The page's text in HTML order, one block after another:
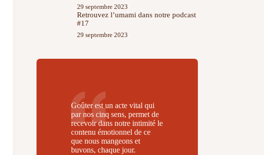
29 septembre 2023
Retrouvez l’umami dans notre podcast
#17
29 septembre 2023
Goûter est un acte vital qui
par nos cinq sens, permet de
recevoir dans notre intimité le
contenu émotionnel de ce
que nous mangeons et
buvons, chaque jour.